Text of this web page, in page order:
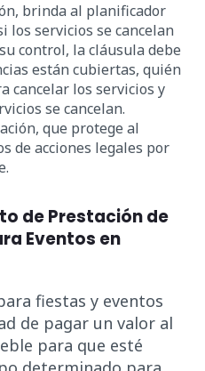
brinda al planificador
los servicios se cancelan
control, la cláusula debe
están cubiertas, quién
cancelar los servicios y
se cancelan.
que protege al
de acciones legales por
de Prestación de
Eventos en
fiestas y eventos
de pagar un valor al
para que esté